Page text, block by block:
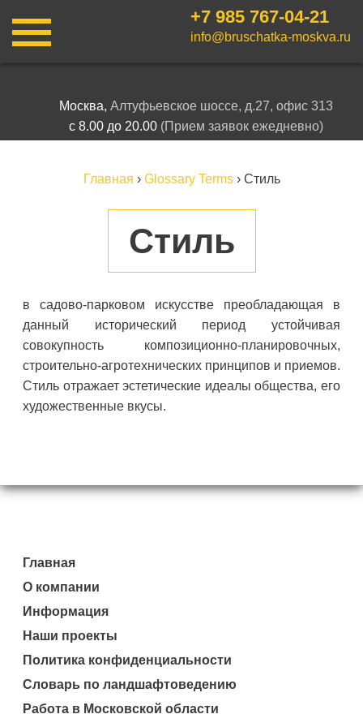
+7 985 767-04-21
info@bruschatka-moskva.ru
Москва, Алтуфьевское шоссе, д.27, офис 313
с 8.00 до 20.00 (Прием заявок ежедневно)
Главная › Glossary Terms› Стиль
Стиль
в садово-парковом искусстве преобладающая в
данный исторический период устойчивая
совокупность композиционно-планировочных,
строительно-агротехнических принципов и приемов.
Стиль отражает эстетические идеалы общества, его
художественные вкусы.
Главная
О компании
Информация
Наши проекты
Политика конфиденциальности
Словарь по ландшафтоведению
Работа в Московской области